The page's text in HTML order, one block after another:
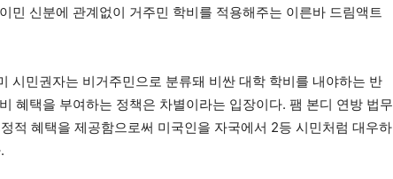
민 신분에 관계없이 거주민 학비를 적용해주는 이른바 드림액트
시민권자는 비거주민으로 분류돼 비싼 대학 학비를 내야하는 반
혜택을 부여하는 정책은 차별이라는 입장이다. 팸 본디 연방 법무
적 혜택을 제공함으로써 미국인을 자국에서 2등 시민처럼 대우하